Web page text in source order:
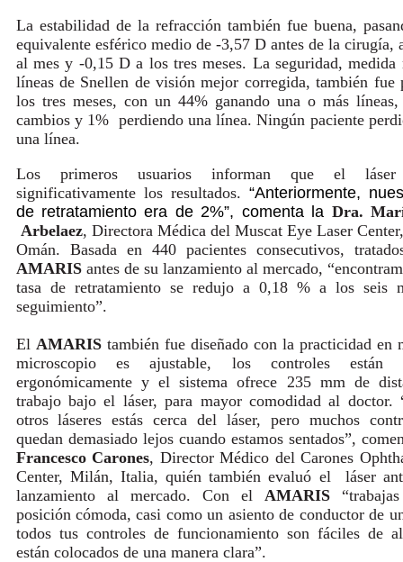
La estabilidad de la refracción también fue buena,
equivalente esférico medio de -3,57 D antes de la cirugía,
al mes y -0,15 D a los tres meses. La seguridad, medida
líneas de Snellen de visión mejor corregida, también fue
los tres meses, con un 44% ganando una o más
cambios y 1% perdiendo una línea. Ningún paciente
una línea.
Los primeros usuarios informan que el láser
significativamente los resultados. “Anteriormente,
de retratamiento era de 2%”, comenta la Dra.
Arbelaez, Directora Médica del Muscat Eye Laser
Omán. Basada en 440 pacientes consecutivos,
AMARIS antes de su lanzamiento al mercado,
tasa de retratamiento se redujo a 0,18 % a los seis
seguimiento”.
El AMARIS también fue diseñado con la practicidad en
microscopio es ajustable, los controles están
ergonómicamente y el sistema ofrece 235 mm de
trabajo bajo el láser, para mayor comodidad al doctor.
otros láseres estás cerca del láser, pero muchos
quedan demasiado lejos cuando estamos sentados”,
Francesco Carones, Director Médico del Carones
Center, Milán, Italia, quién también evaluó el láser
lanzamiento al mercado. Con el AMARIS
posición cómoda, casi como un asiento de conductor de
todos tus controles de funcionamiento son fáciles de
están colocados de una manera clara”.